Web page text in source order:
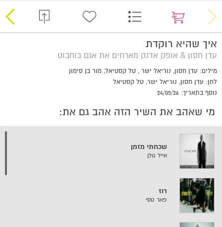
איך שהיא רוקדת
עדן חסון & אופק אדנק מארחים את אגם בוחבוט
מילים: עדן חסון, נוריאל ישר , טל קסטיאל, מור בן סימון
לחן: עדן חסון, נוריאל ישר, טל קסטיאל
נוסף בתאריך: 24/05/26
מי שאהב את השיר הזה אהב גם את:
שכחתי מזמן
אייל גולן
רוז
פאר טסי